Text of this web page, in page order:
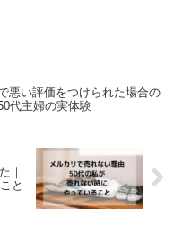
悪い評価をつけられた場合の
代主婦の実体験
｜
と